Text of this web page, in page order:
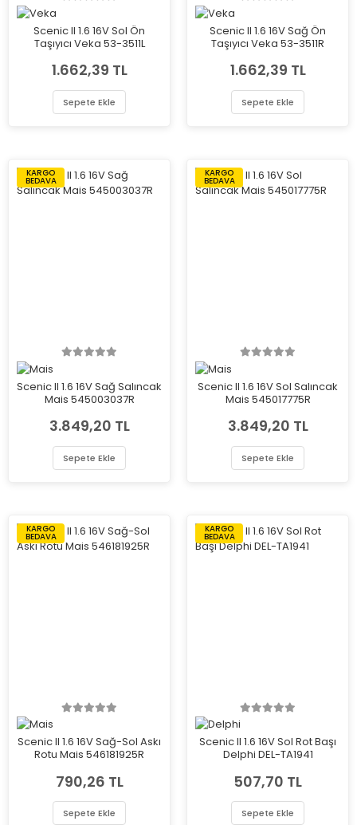
Scenic II 1.6 16V Sol Ön
Taşıyıcı Veka 53-3511L
1.662,39 TL
Sepete Ekle
Scenic II 1.6 16V Sağ Ön
Taşıyıcı Veka 53-3511R
1.662,39 TL
Sepete Ekle
KARGO
BEDAVA
Scenic II 1.6 16V Sağ Salıncak
Mais 545003037R
3.849,20 TL
Sepete Ekle
KARGO
BEDAVA
Scenic II 1.6 16V Sol Salıncak
Mais 545017775R
3.849,20 TL
Sepete Ekle
KARGO
BEDAVA
Scenic II 1.6 16V Sağ-Sol Askı
Rotu Mais 546181925R
790,26 TL
Sepete Ekle
KARGO
BEDAVA
Scenic II 1.6 16V Sol Rot Başı
Delphi DEL-TA1941
507,70 TL
Sepete Ekle